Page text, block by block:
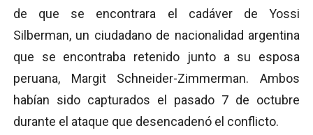
de que se encontrara el cadáver de Yossi
Silberman, un ciudadano de nacionalidad argentina
que se encontraba retenido junto a su esposa
peruana, Margit Schneider-Zimmerman. Ambos
habían sido capturados el pasado 7 de octubre
durante el ataque que desencadenó el conflicto.